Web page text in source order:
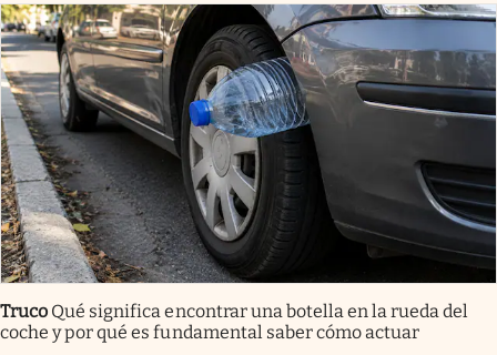
Truco Qué significa encontrar una botella en la rueda del
coche y por qué es fundamental saber cómo actuar